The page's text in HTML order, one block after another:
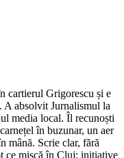
cartierul Grigorescu și e
A absolvit Jurnalismul la
media local. Îl recunoști
în buzunar, un aer
mână. Scrie clar, fără
ce mișcă în Cluj: inițiative